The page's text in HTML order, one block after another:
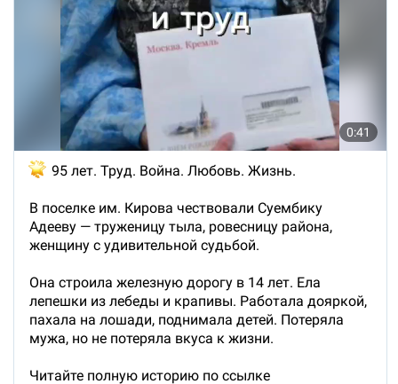
0:41
95 лет. Труд. Война. Любовь. Жизнь.
В поселке им. Кирова чествовали Суембику
Адееву — труженицу тыла, ровесницу района,
женщину с удивительной судьбой.
Она строила железную дорогу в 14 лет. Ела
лепешки из лебеды и крапивы. Работала дояркой,
пахала на лошади, поднимала детей. Потеряла
мужа, но не потеряла вкуса к жизни.
Читайте полную историю по ссылке